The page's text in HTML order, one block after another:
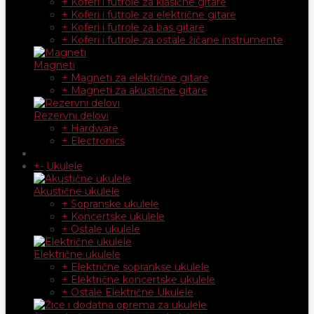
+ Koferi i futrole za električne gitare
+ Koferi i futrole za bas gitare
+ Koferi i futrole za ostale žičane instrumente
Magneti
+ Magneti za električne gitare
+ Magneti za akustične gitare
Rezervni delovi
+ Hardware
+ Electronics
+- Ukulele
Akustične ukulele
+ Sopranske ukulele
+ Koncertske ukulele
+ Ostale ukulele
Električne ukulele
+ Električne soprankse ukulele
+ Električne koncertske ukulele
+ Ostale Električne Ukulele